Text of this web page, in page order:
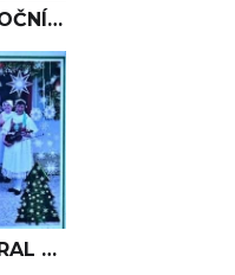
2.12.2022 ROZSVĚCENÍ VÁNOČNÍHO STROMU
4.12.2022 KRKONOŠSKÝ HORAL V KAPLI PANNY MARIE